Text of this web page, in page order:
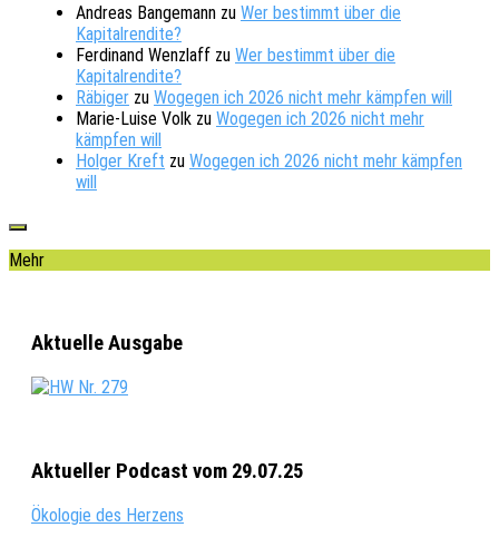
Andreas Bangemann zu Wer bestimmt über die
Kapitalrendite?
Ferdinand Wenzlaff zu Wer bestimmt über die
Kapitalrendite?
Räbiger zu Wogegen ich 2026 nicht mehr kämpfen will
Marie-Luise Volk zu Wogegen ich 2026 nicht mehr
kämpfen will
Holger Kreft zu Wogegen ich 2026 nicht mehr kämpfen
will
Mehr
Aktuelle Ausgabe
Aktueller Podcast vom 29.07.25
Ökologie des Herzens